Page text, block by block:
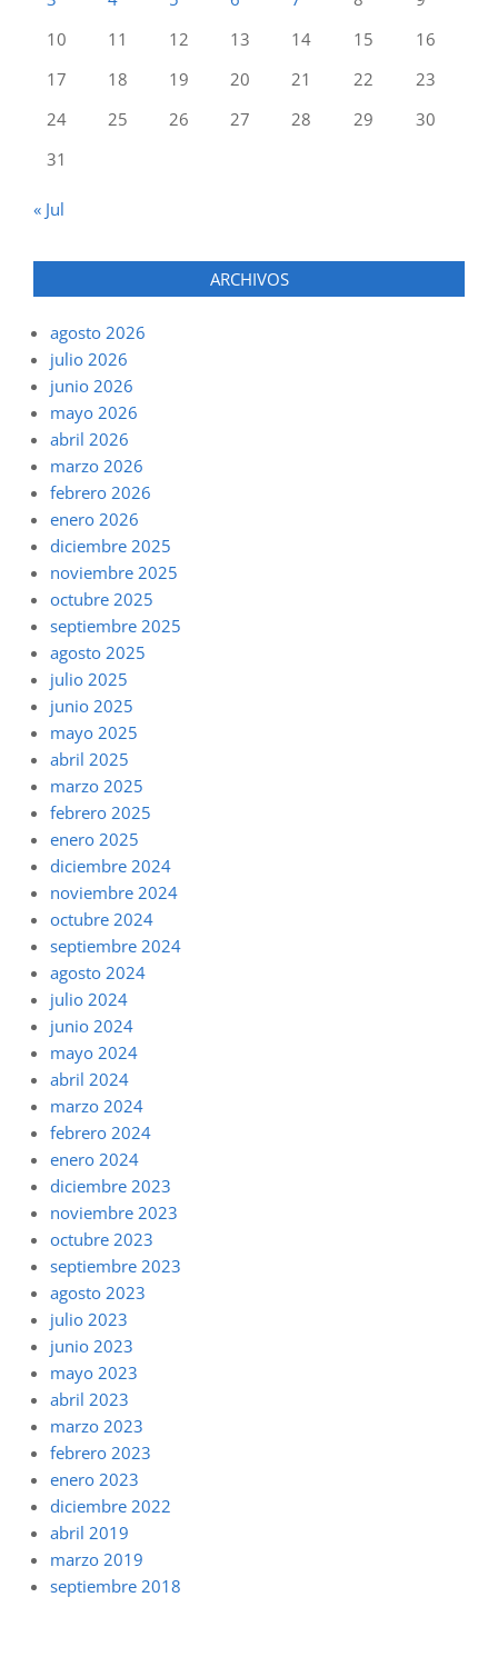
10
11 12 13 14 15
16
17
18 19 20 21 22
23
24
25 26 27 28 29
30
31
« Jul
ARCHIVOS
agosto 2026
julio 2026
junio 2026
mayo 2026
abril 2026
marzo 2026
febrero 2026
enero 2026
diciembre 2025
noviembre 2025
octubre 2025
septiembre 2025
agosto 2025
julio 2025
junio 2025
mayo 2025
abril 2025
marzo 2025
febrero 2025
enero 2025
diciembre 2024
noviembre 2024
octubre 2024
septiembre 2024
agosto 2024
julio 2024
junio 2024
mayo 2024
abril 2024
marzo 2024
febrero 2024
enero 2024
diciembre 2023
noviembre 2023
octubre 2023
septiembre 2023
agosto 2023
julio 2023
junio 2023
mayo 2023
abril 2023
marzo 2023
febrero 2023
enero 2023
diciembre 2022
abril 2019
marzo 2019
septiembre 2018